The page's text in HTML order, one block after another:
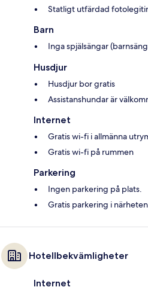
Statligt utfärdad
Barn
Inga spjälsängar
Husdjur
Husdjur bor gratis
Assistanshundar är
Internet
Gratis wi-fi i allmänna
Gratis wi-fi på rummen
Parkering
Ingen parkering på plats.
Gratis parkering i
Hotellbekvämligheter
Internet